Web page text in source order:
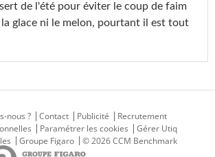
de l'été pour éviter le coup de faim
glace ni le melon, pourtant il est tout
nous ?
Contact Publicité
Recrutement
Paramétrer les cookies
Gérer Utiq
Groupe Figaro © 2026 CCM Benchmark